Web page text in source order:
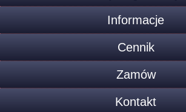
Informacje
Cennik
Zamów
Kontakt